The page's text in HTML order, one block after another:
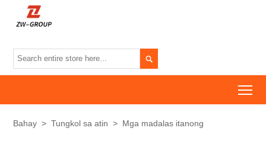

Bahay > Tungkol sa atin > Mga madalas itanong